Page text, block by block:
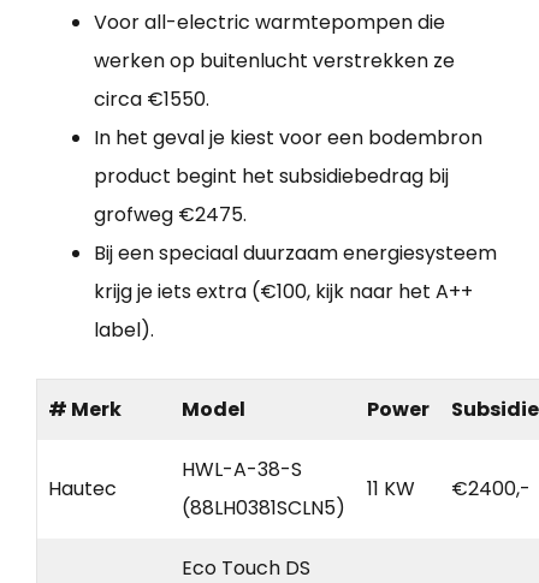
Voor all-electric warmtepompen die
werken op buitenlucht verstrekken ze
circa €1550.
In het geval je kiest voor een bodembron
product begint het subsidiebedrag bij
grofweg €2475.
Bij een speciaal duurzaam energiesysteem
krijg je iets extra (€100, kijk naar het A++
label).
# Merk Model Power Subsidie
Hautec
HWL-A-38-S
(88LH0381SCLN5)
11 KW €2400,-
Eco Touch DS